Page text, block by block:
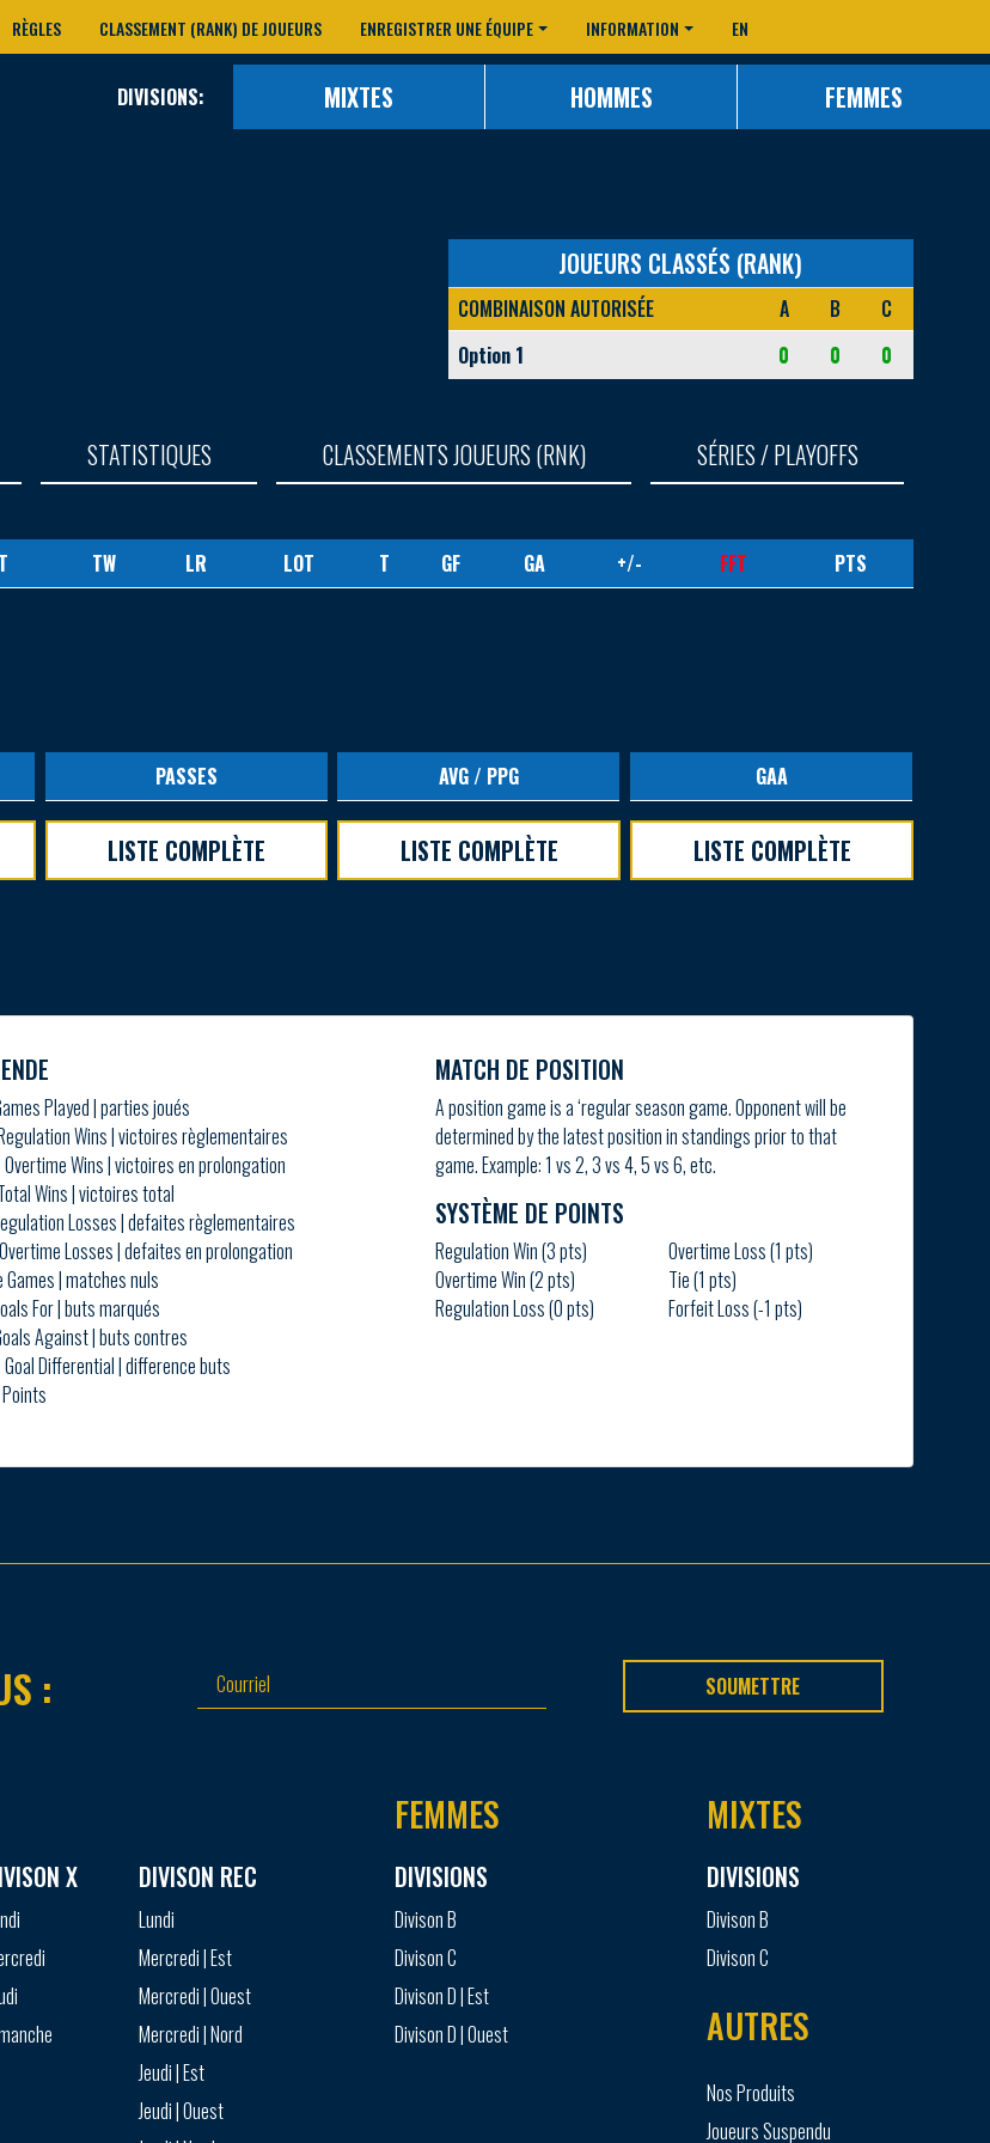
RÈGLES CLASSEMENT (RANK) DE JOUEURS ENREGISTRER UNE ÉQUIPE INFORMATION EN
DIVISIONS: MIXTES HOMMES FEMMES
JOUEURS CLASSÉS (RANK)
COMBINAISON AUTORISÉE A B
C
Option 1
0 0 0
STATISTIQUES CLASSEMENTS JOUEURS (RNK) SÉRIES / PLAYOFFS
TW LR LOT T GF GA +/- FFT PTS
PASSES
LISTE COMPLÈTE
AVG / PPG
LISTE COMPLÈTE
GAA
LISTE COMPLÈTE
Played | parties joués
Wins | victoires règlementaires
Overtime Wins | victoires en prolongation
Wins | victoires total
Losses | defaites règlementaires
Losses | defaites en prolongation
Games | matches nuls
For | buts marqués
Against | buts contres
Differential | difference buts
MATCH DE POSITION
A position game is a ‘regular season game. Opponent will be
determined by the latest position in standings prior to that
game. Example: 1 vs 2, 3 vs 4, 5 vs 6, etc.
SYSTÈME DE POINTS
Regulation Win (3 pts)
Overtime Win (2 pts)
Regulation Loss (0 pts)
Overtime Loss (1 pts)
Tie (1 pts)
Forfeit Loss (-1 pts)
: SOUMETTRE
X DIVISON REC
Lundi
Mercredi | Est
Mercredi | Ouest
Mercredi | Nord
Jeudi | Est
Jeudi | Ouest
FEMMES
DIVISIONS
Divison B
Divison C
Divison D | Est
Divison D | Ouest
MIXTES
DIVISIONS
Divison B
Divison C
AUTRES
Nos Produits
Joueurs Suspendu